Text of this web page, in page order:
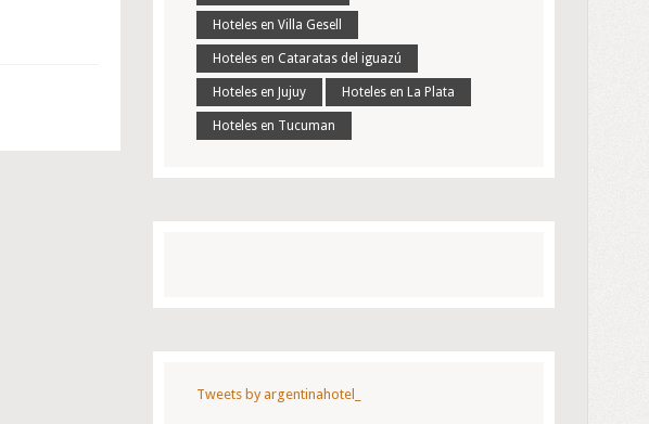
Hoteles en Villa Gesell
Hoteles en Cataratas del iguazú
Hoteles en Jujuy Hoteles en La Plata
Hoteles en Tucuman
Tweets by argentinahotel_